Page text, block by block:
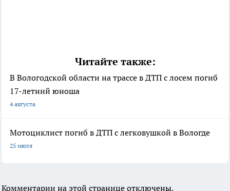
Читайте также:
В Вологодской области на трассе в ДТП с лосем погиб
17-летний юноша
4 августа
Мотоциклист погиб в ДТП с легковушкой в Вологде
25 июля
Комментарии на этой странице отключены.